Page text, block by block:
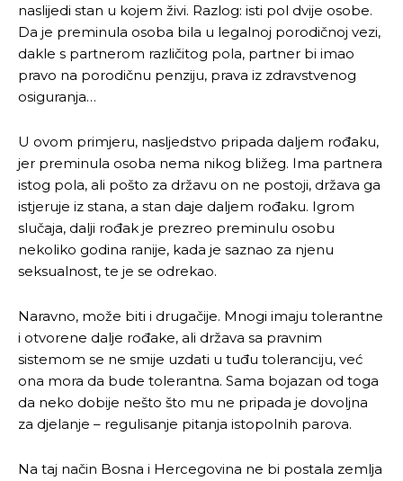
naslijedi stan u kojem živi. Razlog: isti pol dvije osobe.
Da je preminula osoba bila u legalnoj porodičnoj vezi,
dakle s partnerom različitog pola, partner bi imao
pravo na porodičnu penziju, prava iz zdravstvenog
osiguranja…
U ovom primjeru, nasljedstvo pripada daljem rođaku,
jer preminula osoba nema nikog bližeg. Ima partnera
istog pola, ali pošto za državu on ne postoji, država ga
istjeruje iz stana, a stan daje daljem rođaku. Igrom
slučaja, dalji rođak je prezreo preminulu osobu
nekoliko godina ranije, kada je saznao za njenu
seksualnost, te je se odrekao.
Naravno, može biti i drugačije. Mnogi imaju tolerantne
i otvorene dalje rođake, ali država sa pravnim
sistemom se ne smije uzdati u tuđu toleranciju, već
ona mora da bude tolerantna. Sama bojazan od toga
da neko dobije nešto što mu ne pripada je dovoljna
za djelanje – regulisanje pitanja istopolnih parova.
Na taj način Bosna i Hercegovina ne bi postala zemlja